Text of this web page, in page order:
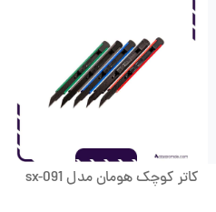
کاتر کوچک هومان مدل sx-091